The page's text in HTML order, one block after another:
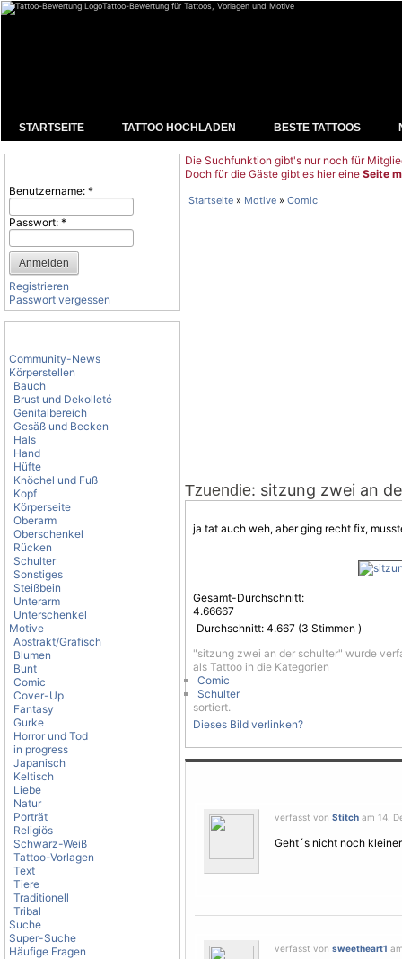
Tattoo-Bewertung für Tattoos, Vorlagen und Motive
STARTSEITE TATTOO HOCHLADEN BESTE TATTOOS
Benutzername: *
Passwort: *
Registrieren
Passwort vergessen
Community-News
Körperstellen
Bauch
Brust und Dekolleté
Genitalbereich
Gesäß und Becken
Hals
Hand
Hüfte
Knöchel und Fuß
Kopf
Körperseite
Oberarm
Oberschenkel
Rücken
Schulter
Sonstiges
Steißbein
Unterarm
Unterschenkel
Motive
Abstrakt/Grafisch
Blumen
Bunt
Comic
Cover-Up
Fantasy
Gurke
Horror und Tod
in progress
Japanisch
Keltisch
Liebe
Natur
Porträt
Religiös
Schwarz-Weiß
Tattoo-Vorlagen
Text
Tiere
Traditionell
Tribal
Suche
Super-Suche
Häufige Fragen
Die Suchfunktion gibt's nur noch für
Doch für die Gäste gibt es hier eine Seite
Startseite » Motive » Comic
Tzuendie: sitzung zwei an
ja tat auch weh, aber ging recht fix,
Gesamt-Durchschnitt:
4.66667
Durchschnitt: 4.667 (3 Stimmen )
"sitzung zwei an der schulter" wurde
als Tattoo in die Kategorien
Comic
Schulter
sortiert.
Dieses Bild verlinken?
verfasst von Stitch am 14.
Geht´s nicht noch
verfasst von sweetheart1